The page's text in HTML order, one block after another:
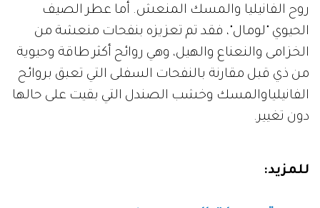
روح الفانيليا والمسك المنعش. أما عطر الصيف
الحيوي "لومال"، فقد تم تعزيزه بنفحات منعشة من
الخزامى والنعناع والهيل، وهي روائح أكثر طاقة وحيوية
من ذي قبل مقارنة بالنفحات السفلى التي تعبق بروائح
الفانيلياوالمسك وخشب الصندل التي بقيت على حالها
دون تغيير.
للمزيد: